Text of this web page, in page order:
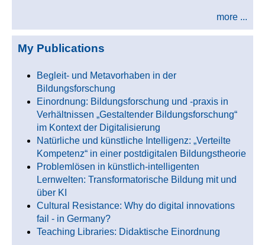
more ...
My Publications
Begleit- und Metavorhaben in der
Bildungsforschung
Einordnung: Bildungsforschung und -praxis in
Verhältnissen „Gestaltender Bildungsforschung“
im Kontext der Digitalisierung
Natürliche und künstliche Intelligenz: „Verteilte
Kompetenz“ in einer postdigitalen Bildungstheorie
Problemlösen in künstlich-intelligenten
Lernwelten: Transformatorische Bildung mit und
über KI
Cultural Resistance: Why do digital innovations
fail - in Germany?
Teaching Libraries: Didaktische Einordnung